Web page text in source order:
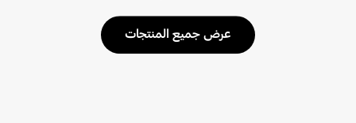
عرض جميع المنتجات